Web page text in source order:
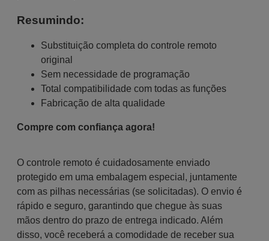
Resumindo:
Substituição completa do controle remoto
original
Sem necessidade de programação
Total compatibilidade com todas as funções
Fabricação de alta qualidade
Compre com confiança agora!
O controle remoto é cuidadosamente enviado
protegido em uma embalagem especial, juntamente
com as pilhas necessárias (se solicitadas). O envio é
rápido e seguro, garantindo que chegue às suas
mãos dentro do prazo de entrega indicado. Além
disso, você receberá a comodidade de receber sua